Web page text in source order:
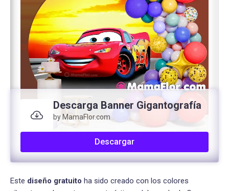
Descarga Banner Gigantografía
by MamaFlor.com
Descargar
Este diseño gratuito ha sido creado con los colores